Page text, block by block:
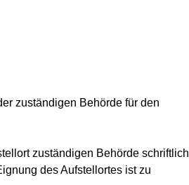
zuständigen Behörde für den
zuständigen Behörde schriftlich
des Aufstellortes ist zu